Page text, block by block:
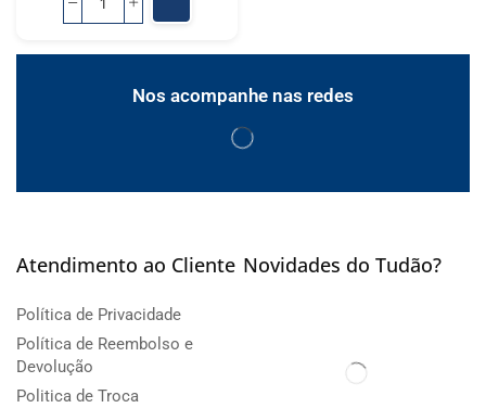
Nos acompanhe nas redes
Atendimento ao Cliente
Política de Privacidade
Política de Reembolso e
Devolução
Politica de Troca
Novidades do Tudão?